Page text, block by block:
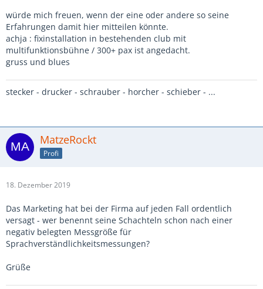
würde mich freuen, wenn der eine oder andere so seine
Erfahrungen damit hier mitteilen könnte.
achja : fixinstallation in bestehenden club mit
multifunktionsbühne / 300+ pax ist angedacht.
gruss und blues
stecker - drucker - schrauber - horcher - schieber - ...
MatzeRockt
Profi
18. Dezember 2019
Das Marketing hat bei der Firma auf jeden Fall ordentlich
versagt - wer benennt seine Schachteln schon nach einer
negativ belegten Messgröße für
Sprachverständlichkeitsmessungen?
Grüße